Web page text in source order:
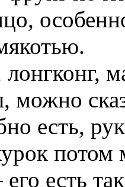
можно
есть,
потом
есть